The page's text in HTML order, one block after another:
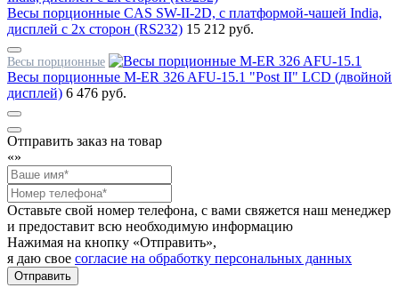
Весы порционные CAS SW-II-2D, с платформой-чашей India,
дисплей с 2х сторон (RS232) 15 212 руб.
Весы порционные
Весы порционные M-ER 326 AFU-15.1 "Post II" LCD (двойной
дисплей) 6 476 руб.
Отправить заказ на товар
«»
Оставьте свой номер телефона, с вами свяжется наш менеджер
и предоставит всю необходимую информацию
Нажимая на кнопку «Отправить»,
я даю свое согласие на обработку персональных данных
Отправить